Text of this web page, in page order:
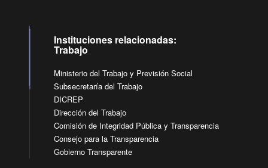
Instituciones relacionadas:
Trabajo
Ministerio del Trabajo y Previsión Social
Subsecretaría del Trabajo
DICREP
Dirección del Trabajo
Comisión de Integridad Pública y Transparencia
Consejo para la Transparencia
Gobierno Transparente